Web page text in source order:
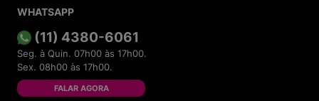
WHATSAPP
(11) 4380-6061
Seg. à Quin. 07h00 às 17h00.
Sex. 08h00 às 17h00.
FALAR AGORA